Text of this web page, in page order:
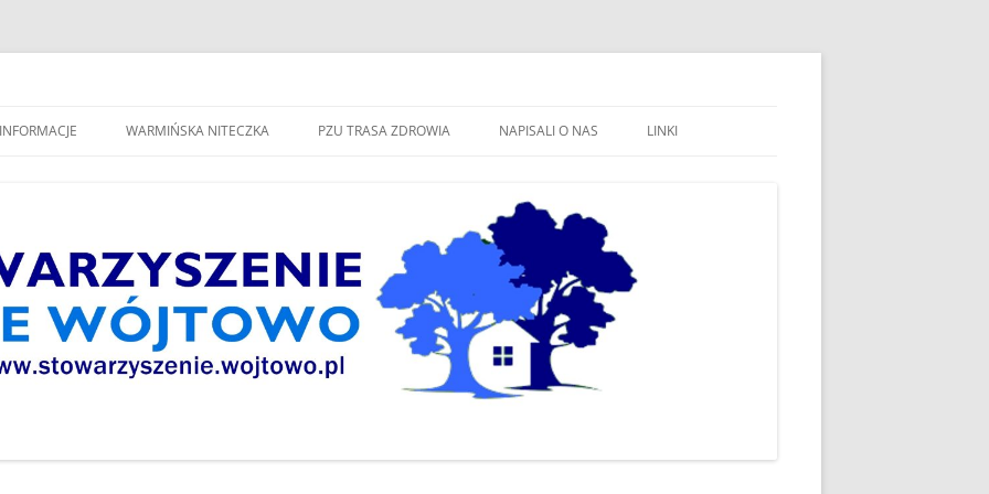
INFORMACJE WARMIŃSKA NITECZKA PZU TRASA ZDROWIA NAPISALI O NAS LINKI